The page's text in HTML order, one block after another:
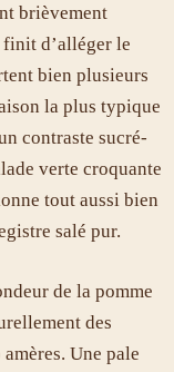
brièvement
finit d’alléger le
bien plusieurs
la plus typique
contraste sucré-
verte croquante
tout aussi bien
salé pur.
de la pomme
des
Une pale